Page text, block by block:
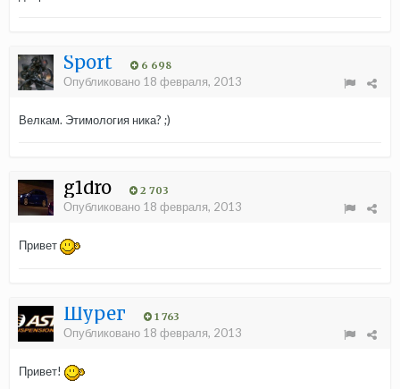
Sport 6 698
Опубликовано 18 февраля, 2013
Велкам. Этимология ника? ;)
g1dro 2 703
Опубликовано 18 февраля, 2013
Привет
Шурег 1 763
Опубликовано 18 февраля, 2013
Привет!